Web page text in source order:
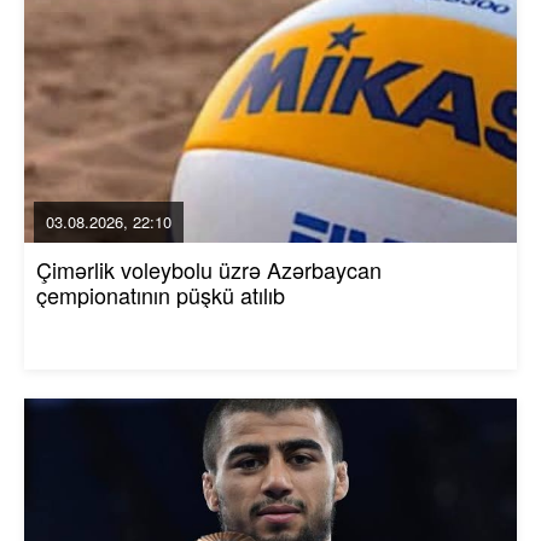
03.08.2026, 22:10
Çimərlik voleybolu üzrə Azərbaycan
çempionatının püşkü atılıb